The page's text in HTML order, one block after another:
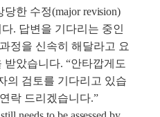
한 수정(major revision)
. 답변을 기다리는 중인
정을 신속히 해달라고 요
았습니다. “안타깝게도
의 검토를 기다리고 있습
락 드리겠습니다.”